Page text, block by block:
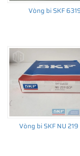
Vòng bi SKF
Vòng bi SKF NU 219